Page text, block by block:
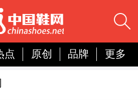
点 原创 品牌
更多